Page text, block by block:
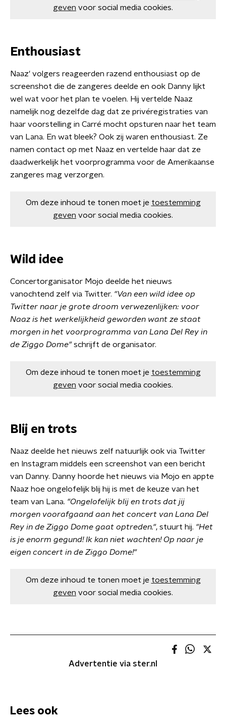
geven voor social media cookies.
Enthousiast
Naaz' volgers reageerden razend enthousiast op de
screenshot die de zangeres deelde en ook Danny lijkt
wel wat voor het plan te voelen. Hij vertelde Naaz
namelijk nog dezelfde dag dat ze privéregistraties van
haar voorstelling in Carré mocht opsturen naar het team
van Lana. En wat bleek? Ook zij waren enthousiast. Ze
namen contact op met Naaz en vertelde haar dat ze
daadwerkelijk het voorprogramma voor de Amerikaanse
zangeres mag verzorgen.
Om deze inhoud te tonen moet je toestemming
geven voor social media cookies.
Wild idee
Concertorganisator Mojo deelde het nieuws
vanochtend zelf via Twitter. "Van een wild idee op
Twitter naar je grote droom verwezenlijken: voor
Naaz is het werkelijkheid geworden want ze staat
morgen in het voorprogramma van Lana Del Rey in
de Ziggo Dome"schrijft de organisator.
Om deze inhoud te tonen moet je toestemming
geven voor social media cookies.
Blij en trots
Naaz deelde het nieuws zelf natuurlijk ook via Twitter
en Instagram middels een screenshot van een bericht
van Danny. Danny hoorde het nieuws via Mojo en appte
Naaz hoe ongelofelijk blij hij is met de keuze van het
team van Lana. "Ongelofelijk blij en trots dat jij
morgen voorafgaand aan het concert van Lana Del
Rey in de Ziggo Dome gaat optreden.", stuurt hij. "Het
is je enorm gegund! Ik kan niet wachten! Op naar je
eigen concert in de Ziggo Dome!"
Om deze inhoud te tonen moet je toestemming
geven voor social media cookies.
Advertentie via ster.nl
Lees ook